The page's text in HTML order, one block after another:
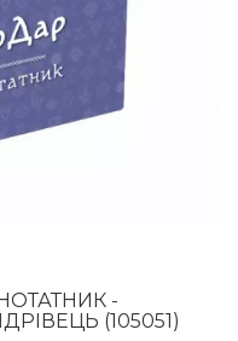
-
(105051)